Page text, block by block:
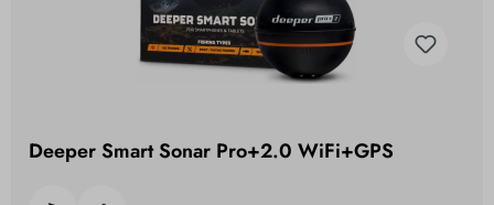
Deeper Smart Sonar Pro+2.0 WiFi+GPS